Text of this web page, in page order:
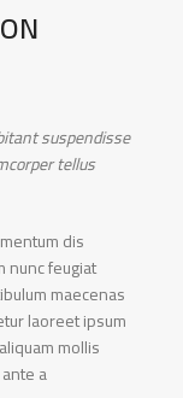
suspendisse
tellus
dis
nunc feugiat
maecenas
laoreet ipsum
mollis
a.